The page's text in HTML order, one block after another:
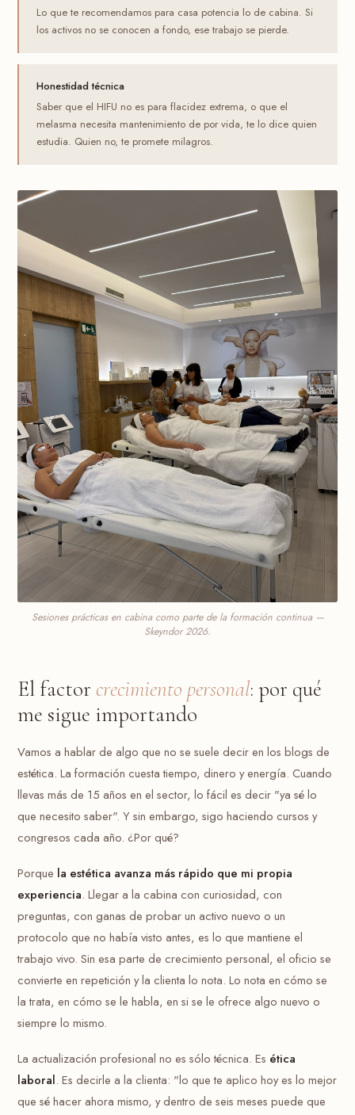
Lo que te recomendamos para casa potencia lo de cabina. Si
los activos no se conocen a fondo, ese trabajo se pierde.
Honestidad técnica
Saber que el HIFU no es para flacidez extrema, o que el
melasma necesita mantenimiento de por vida, te lo dice quien
estudia. Quien no, te promete milagros.
Sesiones prácticas en cabina como parte de la formación continua —
Skeyndor 2026.
El factor crecimiento personal: por qué
me sigue importando
Vamos a hablar de algo que no se suele decir en los blogs de
estética. La formación cuesta tiempo, dinero y energía. Cuando
llevas más de 15 años en el sector, lo fácil es decir "ya sé lo
que necesito saber". Y sin embargo, sigo haciendo cursos y
congresos cada año. ¿Por qué?
Porque la estética avanza más rápido que mi propia
experiencia. Llegar a la cabina con curiosidad, con
preguntas, con ganas de probar un activo nuevo o un
protocolo que no había visto antes, es lo que mantiene el
trabajo vivo. Sin esa parte de crecimiento personal, el oficio se
convierte en repetición y la clienta lo nota. Lo nota en cómo se
la trata, en cómo se le habla, en si se le ofrece algo nuevo o
siempre lo mismo.
La actualización profesional no es sólo técnica. Es ética
laboral. Es decirle a la clienta: "lo que te aplico hoy es lo mejor
que sé hacer ahora mismo, y dentro de seis meses puede que